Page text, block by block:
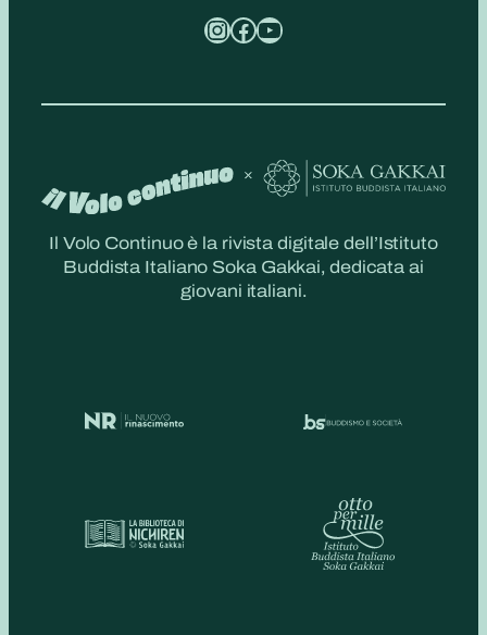
InstagramFacebook YouTube
Il Volo Continuo è la rivista digitale dell’Istituto
Buddista Italiano Soka Gakkai, dedicata ai
giovani italiani.